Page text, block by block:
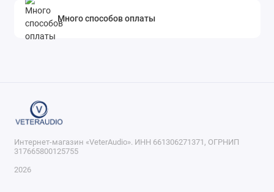
Много способов оплаты
Интернет-магазин «VeterAudio». ИНН 661306271371, ОГРНИП
317665800125755
2026